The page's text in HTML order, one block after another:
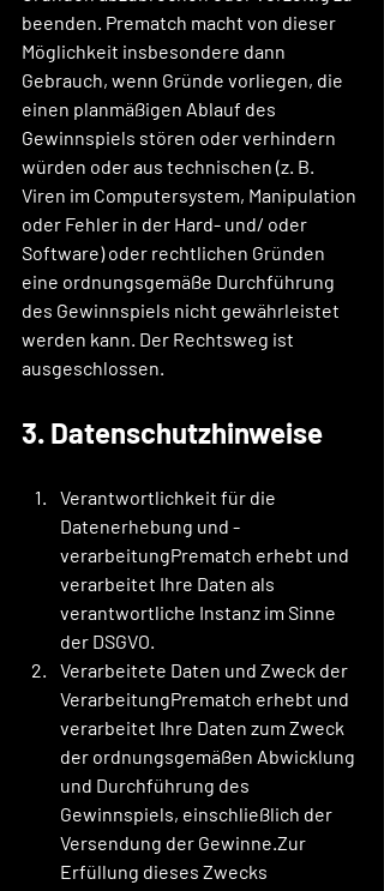
beenden. Prematch macht von dieser
Möglichkeit insbesondere dann
Gebrauch, wenn Gründe vorliegen, die
einen planmäßigen Ablauf des
Gewinnspiels stören oder verhindern
würden oder aus technischen (z. B.
Viren im Computersystem, Manipulation
oder Fehler in der Hard- und/ oder
Software) oder rechtlichen Gründen
eine ordnungsgemäße Durchführung
des Gewinnspiels nicht gewährleistet
werden kann. Der Rechtsweg ist
ausgeschlossen.
3. Datenschutzhinweise
Verantwortlichkeit für die
Datenerhebung und -
verarbeitungPrematch erhebt und
verarbeitet Ihre Daten als
verantwortliche Instanz im Sinne
der DSGVO.
Verarbeitete Daten und Zweck der
VerarbeitungPrematch erhebt und
verarbeitet Ihre Daten zum Zweck
der ordnungsgemäßen Abwicklung
und Durchführung des
Gewinnspiels, einschließlich der
Versendung der Gewinne.Zur
Erfüllung dieses Zwecks